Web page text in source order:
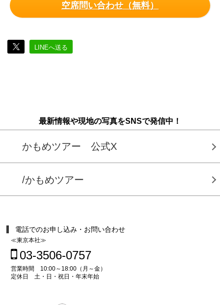
空席問い合わせ（無料）
LINEへ送る
最新情報や現地の写真をSNSで発信中！
かもめツアー 公式X
/かもめツアー
電話でのお申し込み・お問い合わせ
≪東京本社≫
03-3506-0757
営業時間 10:00～18:00（月～金）
定休日 土・日・祝日・年末年始